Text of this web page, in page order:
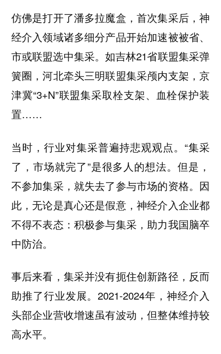
仿佛是打开了潘多拉魔盒，首次集采后，神
经介入领域诸多细分产品开始加速被被省、
市或联盟选中集采。如吉林21省联盟集采弹
簧圈，河北牵头三明联盟集采颅内支架，京
津冀“3+N”联盟集采取栓支架、血栓保护装
置……
当时，行业对集采普遍持悲观观点。“集采
了，市场就完了”是很多人的想法。但是，
不参加集采，就失去了参与市场的资格。因
此，无论是真心还是假意，神经介入企业都
不得不表态：积极参与集采，助力我国脑卒
中防治。
事后来看，集采并没有扼住创新路径，反而
助推了行业发展。2021-2024年，神经介入
头部企业营收增速虽有波动，但整体维持较
高水平。